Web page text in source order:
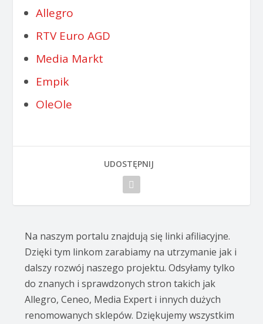
Allegro
RTV Euro AGD
Media Markt
Empik
OleOle
UDOSTĘPNIJ
Na naszym portalu znajdują się linki afiliacyjne.
Dzięki tym linkom zarabiamy na utrzymanie jak i
dalszy rozwój naszego projektu. Odsyłamy tylko
do znanych i sprawdzonych stron takich jak
Allegro, Ceneo, Media Expert i innych dużych
renomowanych sklepów. Dziękujemy wszystkim